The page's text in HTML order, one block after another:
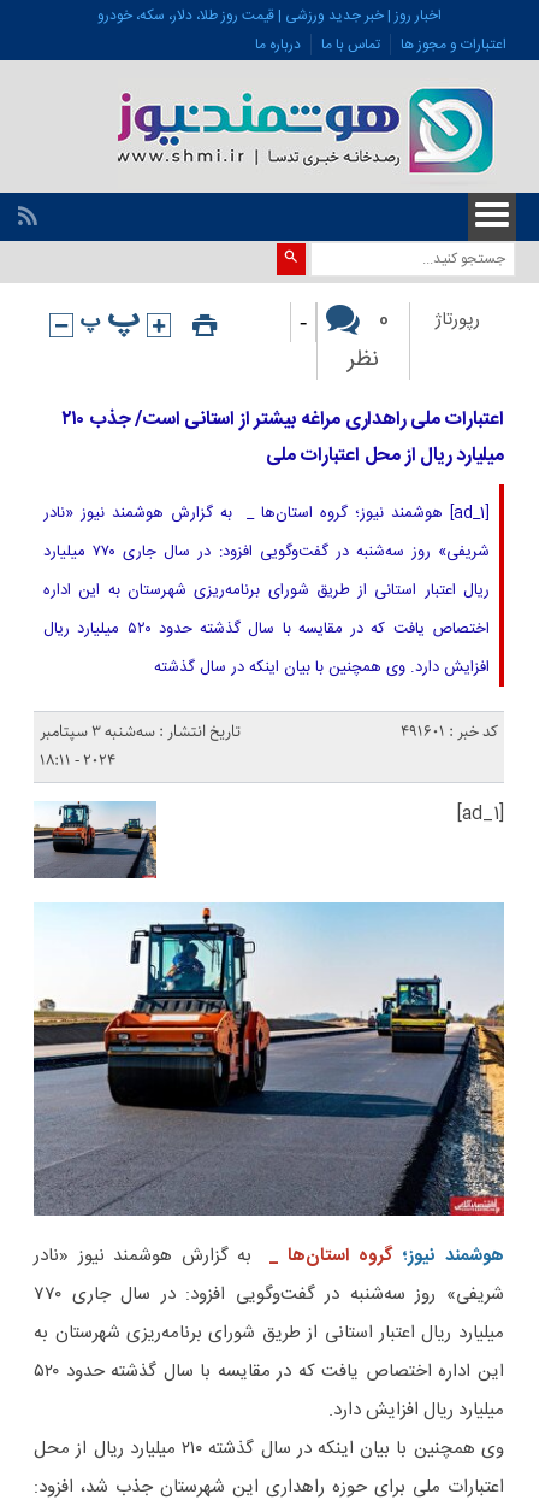
اخبار روز | خبر جدید ورزشی | قیمت روز طلا، دلار، سکه، خودرو
اعتبارات و مجوز ها
تماس با ما درباره ما
رپورتاژ
0
نظر
-
اعتبارات ملی راهداری مراغه بیشتر از استانی است/ جذب ۲۱۰
میلیارد ریال از محل اعتبارات ملی
[ad_1] هوشمند نیوز؛ گروه استان‌ها _ به گزارش هوشمند نیوز «نادر
شریفی» روز سه‌شنبه در گفت‌وگویی افزود: در سال جاری ۷۷۰ میلیارد
ریال اعتبار استانی از طریق شورای برنامه‌ریزی شهرستان به این اداره
اختصاص یافت که در مقایسه با سال گذشته حدود ۵۲۰ میلیارد ریال
افزایش دارد. وی همچنین با بیان اینکه در سال گذشته
کد خبر : 491601
تاریخ انتشار : سه‌شنبه 3 سپتامبر
2024 - 18:11
[ad_1]
هوشمند نیوز؛گروه استان‌ها _
به گزارش هوشمند نیوز «نادر
شریفی» روز سه‌شنبه در گفت‌وگویی افزود: در سال جاری ۷۷۰
میلیارد ریال اعتبار استانی از طریق شورای برنامه‌ریزی شهرستان به
این اداره اختصاص یافت که در مقایسه با سال گذشته حدود ۵۲۰
میلیارد ریال افزایش دارد.
وی همچنین با بیان اینکه در سال گذشته ۲۱۰ میلیارد ریال از محل
اعتبارات ملی برای حوزه راهداری این شهرستان جذب شد، افزود: